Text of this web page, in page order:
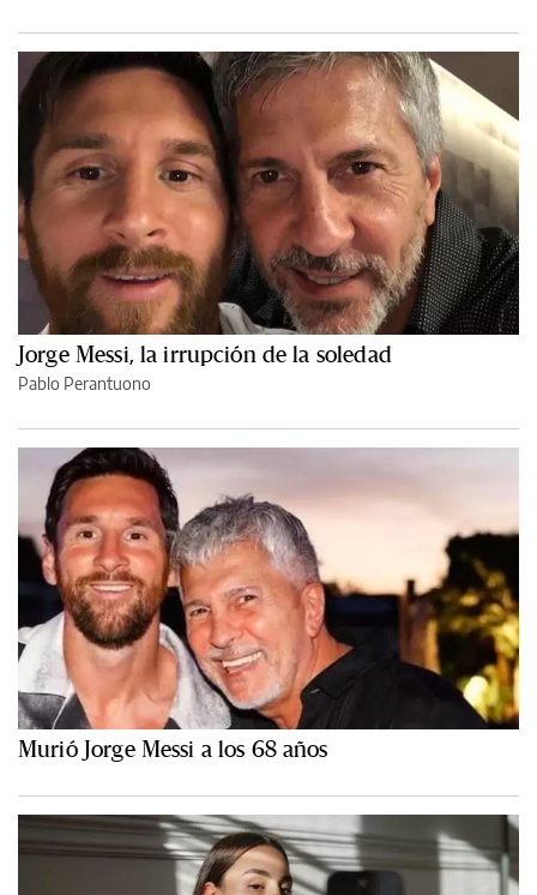
Jorge Messi, la irrupción de la soledad
Pablo Perantuono
Murió Jorge Messi a los 68 años